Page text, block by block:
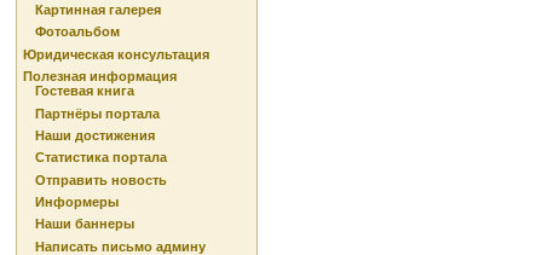
Картинная галерея
Фотоальбом
Юридическая консультация
Полезная информация
Гостевая книга
Партнёры портала
Наши достижения
Статистика портала
Отправить новость
Информеры
Наши баннеры
Написать письмо админу